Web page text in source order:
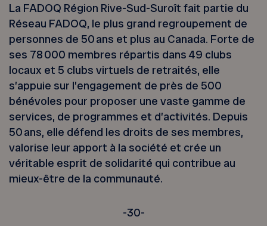
La FADOQ Région Rive-Sud-Suroît fait partie du
Réseau FADOQ, le plus grand regroupement de
personnes de 50 ans et plus au Canada. Forte de
ses 78 000 membres répartis dans 49 clubs
locaux et 5 clubs virtuels de retraités, elle
s’appuie sur l’engagement de près de 500
bénévoles pour proposer une vaste gamme de
services, de programmes et d’activités. Depuis
50 ans, elle défend les droits de ses membres,
valorise leur apport à la société et crée un
véritable esprit de solidarité qui contribue au
mieux-être de la communauté.
-30-